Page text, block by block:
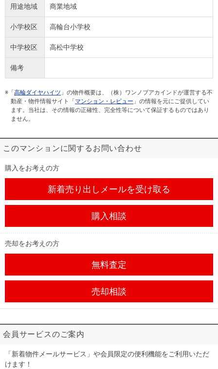
用途地域 商業地域
小学校区 高輪台小学校
中学校区 高松中学校
備考
※「 高輪ダイヤハイツ 」の物件概要は、（株）ワンノブアカインドが運営する不
動産・物件情報サイト「 マンション・レビュー 」の情報を元にご提供してい
ます。当社は、その情報の正確性、完全性等について保証するものではあり
ません。
このマンションに関するお問い合わせ
購入をお考えの方
新着売り出しメールを受け取る
購入相談
売却をお考えの方
無料査定
売却相談
会員サービスのご案内
「新着物件メールサービス」や会員限定の便利機能をご利用いただ
けます！